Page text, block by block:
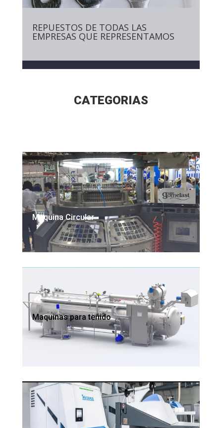
REPUESTOS DE TODAS LAS
EMPRESAS QUE REPRESENTAMOS
CATEGORIAS
Maquina Circular
Maquinas para teñido